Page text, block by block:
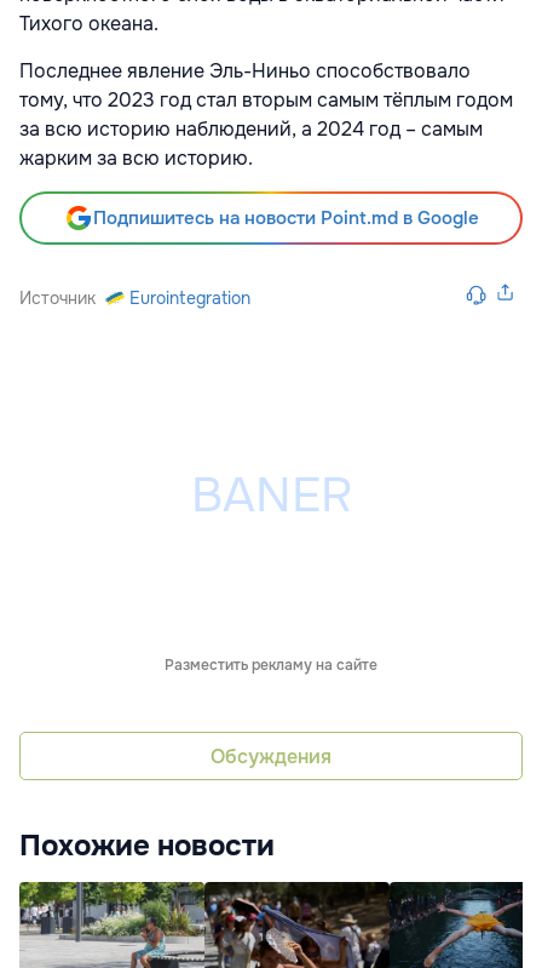
Тихого океана.
Последнее явление Эль-Ниньо способствовало
тому, что 2023 год стал вторым самым тёплым годом
за всю историю наблюдений, а 2024 год – самым
жарким за всю историю.
Подпишитесь на новости Point.md в Google
Источник Eurointegration
Разместить рекламу на сайте
Обсуждения
Похожие новости